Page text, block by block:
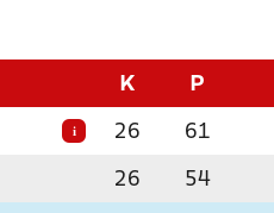
K P
i 26 61
26 54